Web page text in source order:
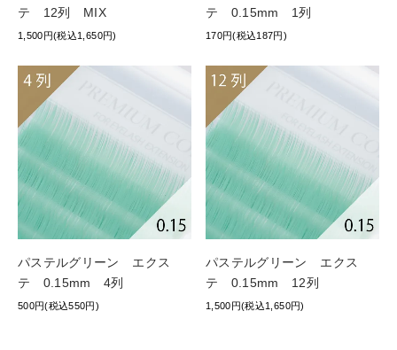
テ 12列 MIX
1,500円(税込1,650円)
テ 0.15mm 1列
170円(税込187円)
パステルグリーン エクス
テ 0.15mm 4列
500円(税込550円)
パステルグリーン エクス
テ 0.15mm 12列
1,500円(税込1,650円)